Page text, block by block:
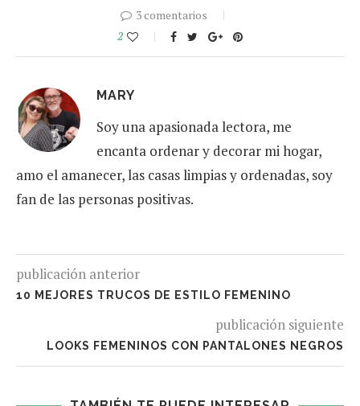
3 comentarios
2
MARY
Soy una apasionada lectora, me
encanta ordenar y decorar mi hogar,
amo el amanecer, las casas limpias y ordenadas, soy
fan de las personas positivas.
publicación anterior
10 MEJORES TRUCOS DE ESTILO FEMENINO
publicación siguiente
LOOKS FEMENINOS CON PANTALONES NEGROS